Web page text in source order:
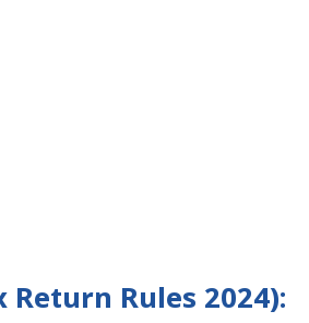
Return Rules 2024):